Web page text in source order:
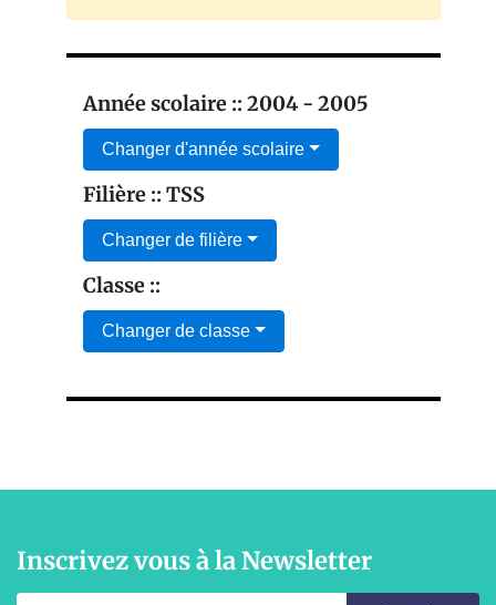
Année scolaire :: 2004 - 2005
Changer d'année scolaire
Filière :: TSS
Changer de filière
Classe ::
Changer de classe
Inscrivez vous à la Newsletter